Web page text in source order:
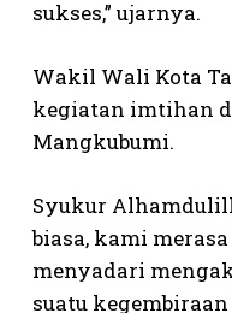
sukses,” ujarnya.
Wakil Wali Kota
kegiatan imtihan
Mangkubumi.
Syukur
biasa, kami
menyadari
suatu